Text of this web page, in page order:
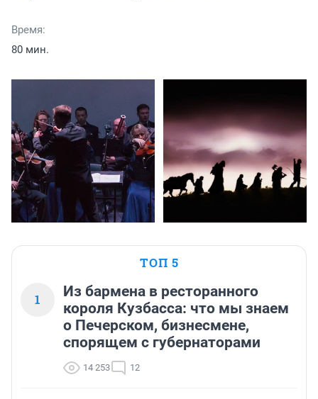
Время:
80 мин.
ТОП 5
1
Из бармена в ресторанного
короля Кузбасса: что мы знаем
о Печерском, бизнесмене,
спорящем с губернаторами
14 253 12